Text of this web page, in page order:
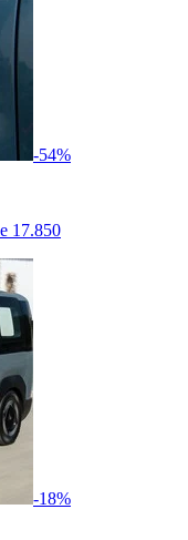
-54%
17.850
-18%